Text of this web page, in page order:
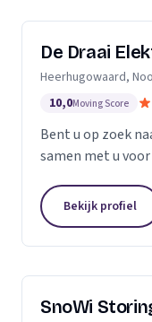
De Draai
Heerhugowaard,
10,0Moving Score
Bent u op zoek
samen met u
Bekijk profiel
SnoWi